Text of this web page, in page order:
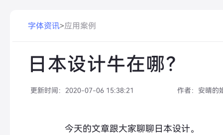
字体资讯>应用案例
日本设计牛在哪？
更新时间： 2020-07-06 15:38:21 作者： 安晴的
今天的文章跟大家聊聊日本设计。